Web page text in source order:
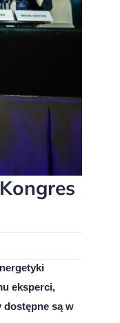
eksperci,
dostępne są w